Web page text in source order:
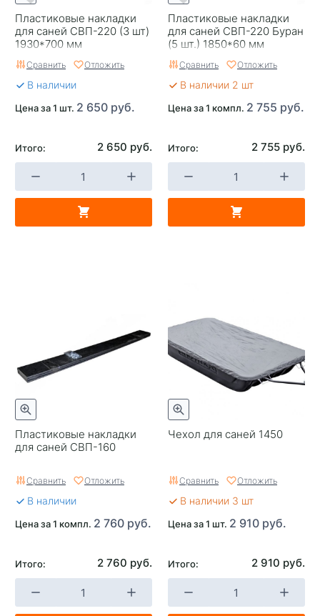
Пластиковые накладки
для саней СВП-220 (3 шт)
1930*700 мм
Сравнить Отложить
В наличии
Цена за 1 шт. 2 650 руб.
Итого: 2 650 руб.
Пластиковые накладки
для саней СВП-220 Буран
(5 шт.) 1850*60 мм
Сравнить Отложить
В наличии 2 шт
Цена за 1 компл. 2 755 руб.
Итого: 2 755 руб.
Пластиковые накладки
для саней СВП-160
Сравнить Отложить
В наличии
Цена за 1 компл. 2 760 руб.
Итого: 2 760 руб.
Чехол для саней 1450
Сравнить Отложить
В наличии 3 шт
Цена за 1 шт. 2 910 руб.
Итого: 2 910 руб.